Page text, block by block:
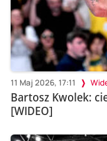
11 Maj 2026, 17:11
Bartosz Kwolek:
[WIDEO]